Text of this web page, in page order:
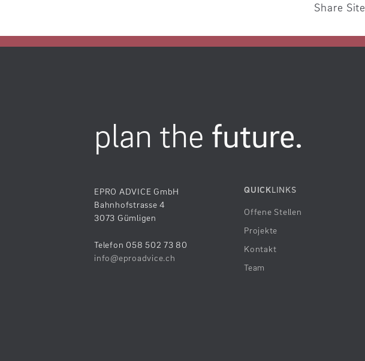
Share Site
plan the future.
EPRO ADVICE GmbH
Bahnhofstrasse 4
3073 Gümligen
Telefon 058 502 73 80
info@eproadvice.ch
QUICKLINKS
Offene Stellen
Projekte
Kontakt
Team